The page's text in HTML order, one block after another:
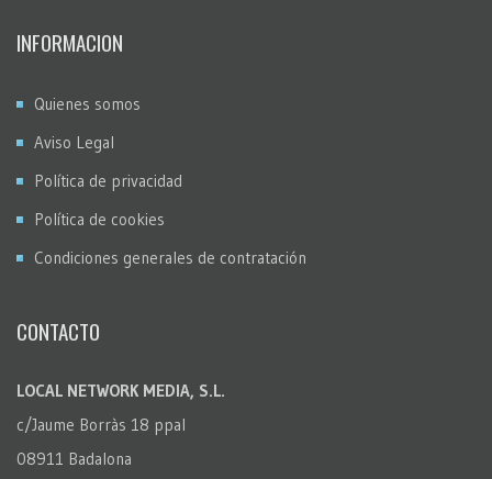
INFORMACION
Quienes somos
Aviso Legal
Política de privacidad
Política de cookies
Condiciones generales de contratación
CONTACTO
LOCAL NETWORK MEDIA, S.L.
c/Jaume Borràs 18 ppal
08911 Badalona